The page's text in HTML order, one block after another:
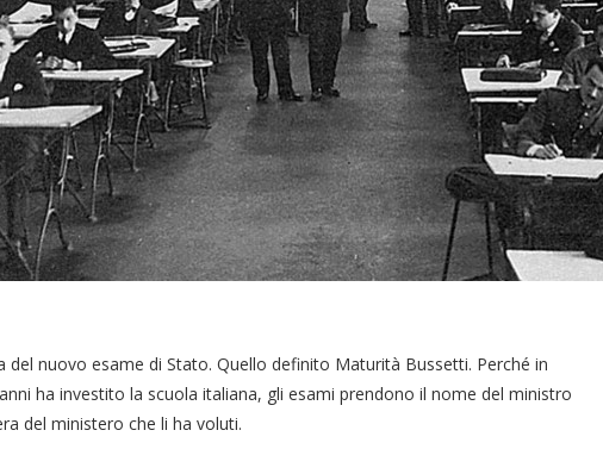
del nuovo esame di Stato. Quello definito Maturità Bussetti. Perché in
ha investito la scuola italiana, gli esami prendono il nome del ministro
del ministero che li ha voluti.